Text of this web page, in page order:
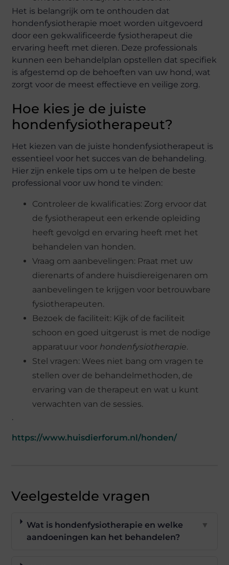
Het is belangrijk om te onthouden dat
hondenfysiotherapie moet worden uitgevoerd
door een gekwalificeerde fysiotherapeut die
ervaring heeft met dieren. Deze professionals
kunnen een behandelplan opstellen dat specifiek
is afgestemd op de behoeften van uw hond, wat
zorgt voor de meest effectieve en veilige zorg.
Hoe kies je de juiste
hondenfysiotherapeut?
Het kiezen van de juiste hondenfysiotherapeut is
essentieel voor het succes van de behandeling.
Hier zijn enkele tips om u te helpen de beste
professional voor uw hond te vinden:
Controleer de kwalificaties: Zorg ervoor dat
de fysiotherapeut een erkende opleiding
heeft gevolgd en ervaring heeft met het
behandelen van honden.
Vraag om aanbevelingen: Praat met uw
dierenarts of andere huisdiereigenaren om
aanbevelingen te krijgen voor betrouwbare
fysiotherapeuten.
Bezoek de faciliteit: Kijk of de faciliteit
schoon en goed uitgerust is met de nodige
apparatuur voor hondenfysiotherapie.
Stel vragen: Wees niet bang om vragen te
stellen over de behandelmethoden, de
ervaring van de therapeut en wat u kunt
verwachten van de sessies.
.
https://www.huisdierforum.nl/honden/
Veelgestelde vragen
Wat is hondenfysiotherapie en welke
aandoeningen kan het behandelen?
▼